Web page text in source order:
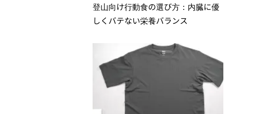
登山向け行動食の選び方：内臓に優
しくバテない栄養バランス